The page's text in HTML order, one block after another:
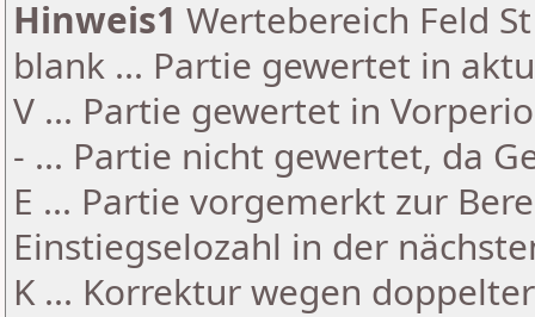
Hinweis1 Wertebereich Feld
blank ... Partie gewertet in
V ... Partie gewertet in
- ... Partie nicht gewertet, da
E ... Partie vorgemerkt zur
Einstiegselozahl in der
K ... Korrektur wegen